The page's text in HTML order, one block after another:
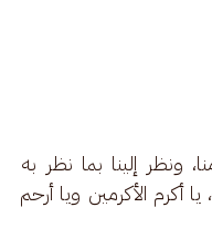
ونظر إلينا بما نظر به
أكرم الأكرمين ويا أرحم